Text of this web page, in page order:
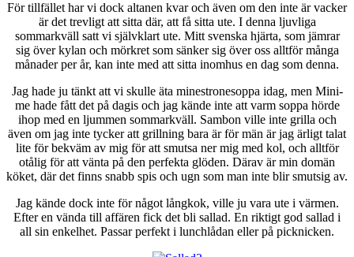
För tillfället har vi dock altanen kvar och även om den inte är vacker
är det trevligt att sitta där, att få sitta ute. I denna ljuvliga
sommarkväll satt vi självklart ute. Mitt svenska hjärta, som jämrar
sig över kylan och mörkret som sänker sig över oss alltför många
månader per år, kan inte med att sitta inomhus en dag som denna.
Jag hade ju tänkt att vi skulle äta minestronesoppa idag, men Mini-
me hade fått det på dagis och jag kände inte att varm soppa hörde
ihop med en ljummen sommarkväll. Sambon ville inte grilla och
även om jag inte tycker att grillning bara är för män är jag ärligt talat
lite för bekväm av mig för att smutsa ner mig med kol, och alltför
otålig för att vänta på den perfekta glöden. Därav är min domän
köket, där det finns snabb spis och ugn som man inte blir smutsig av.
Jag kände dock inte för något långkok, ville ju vara ute i värmen.
Efter en vända till affären fick det bli sallad. En riktigt god sallad i
all sin enkelhet. Passar perfekt i lunchlådan eller på picknicken.